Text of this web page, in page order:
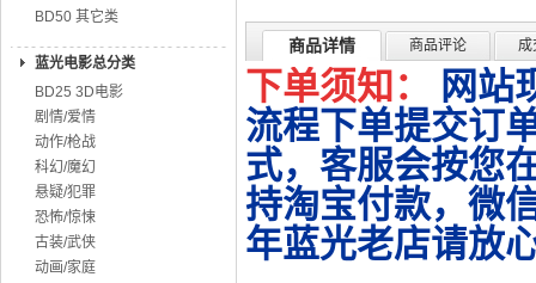
BD50 其它类
蓝光电影总分类
BD25 3D电影
剧情/爱情
动作/枪战
科幻/魔幻
悬疑/犯罪
恐怖/惊悚
古装/武侠
动画/家庭
商品详情 商品评论 成
下单须知：
网站
流程下单提交订
式，客服会按您
持淘宝付款，微
年蓝光老店请放